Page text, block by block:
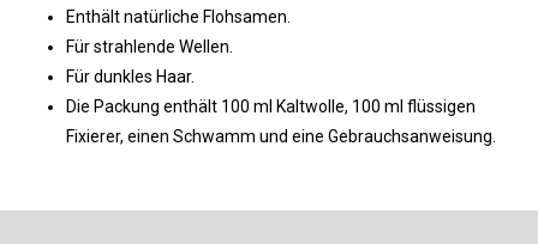
Enthält natürliche Flohsamen.
Für strahlende Wellen.
Für dunkles Haar.
Die Packung enthält 100 ml Kaltwolle, 100 ml flüssigen
Fixierer, einen Schwamm und eine Gebrauchsanweisung.